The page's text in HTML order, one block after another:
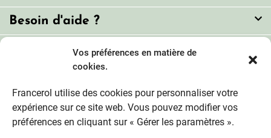
Vos préférences en matière de
cookies.
Francerol utilise des cookies pour personnaliser votre
expérience sur ce site web. Vous pouvez modifier vos
préférences en cliquant sur « Gérer les paramètres ».
Besoin d'aide ?
Moyens de paiement sécurisés
Livraison fiable